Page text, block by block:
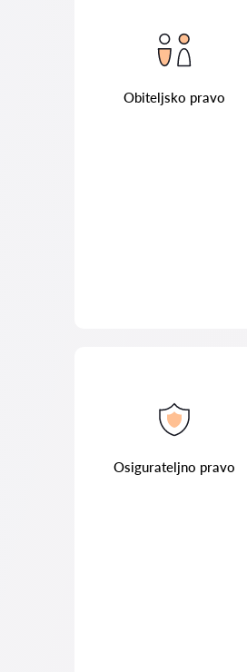
Obiteljsko pravo
Osigurateljno pravo